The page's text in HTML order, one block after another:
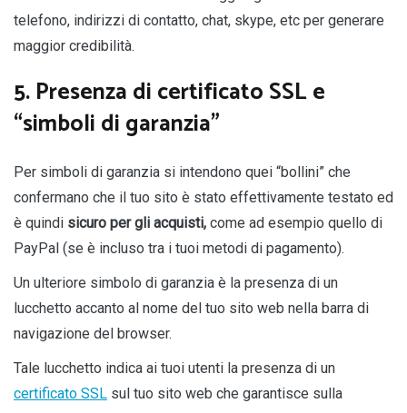
telefono, indirizzi di contatto, chat, skype, etc per generare
maggior credibilità.
5. Presenza di certificato SSL e
“simboli di garanzia”
Per simboli di garanzia si intendono quei “bollini” che
confermano che il tuo sito è stato effettivamente testato ed
è quindi sicuro per gli acquisti, come ad esempio quello di
PayPal (se è incluso tra i tuoi metodi di pagamento).
Un ulteriore simbolo di garanzia è la presenza di un
lucchetto accanto al nome del tuo sito web nella barra di
navigazione del browser.
Tale lucchetto indica ai tuoi utenti la presenza di un
certificato SSL sul tuo sito web che garantisce sulla